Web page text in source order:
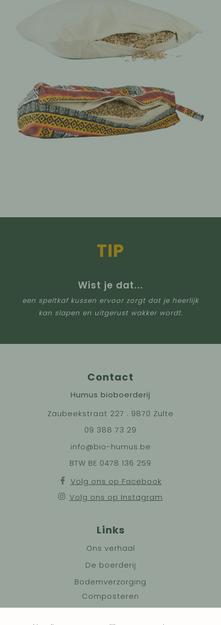
TIP
Wist je dat...
een speltkaf kussen ervoor zorgt dat je heerlijk
kan slapen en uitgerust wakker wordt.
Contact
Humus bioboerderij
Zaubeekstraat 227 . 9870 Zulte
09 388 73 29
info@bio-humus.be
BTW BE 0478 136 259
Volg ons op Facebook
Volg ons op Instagram
Links
Ons verhaal
De boerderij
Bodemverzorging
Composteren